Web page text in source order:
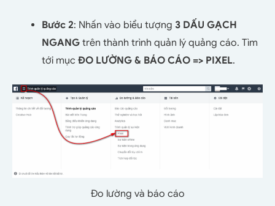
Bước 2: Nhấn vào biểu tượng 3 DẤU GẠCH
NGANG trên thành trình quản lý quảng cáo. Tìm
tới mục ĐO LƯỜNG & BÁO CÁO => PIXEL.
Đo lường và báo cáo